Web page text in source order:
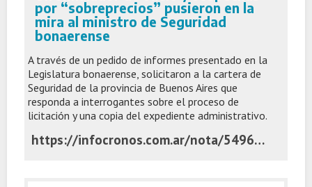
por “sobreprecios” pusieron en la
mira al ministro de Seguridad
bonaerense
A través de un pedido de informes presentado en la
Legislatura bonaerense, solicitaron a la cartera de
Seguridad de la provincia de Buenos Aires que
responda a interrogantes sobre el proceso de
licitación y una copia del expediente administrativo.
https://infocronos.com.ar/nota/54963/un-simulador-de-vuelo-y-sospechas-por-sobreprecios-pusieron-en-la-mira-al-ministro-de-seguridad-bonaerense/